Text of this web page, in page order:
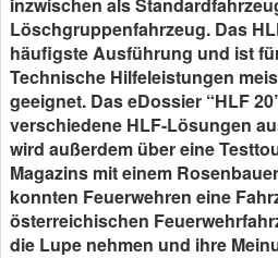
Löschgruppenfahrzeug. Das
häufigste Ausführung und ist
Technische Hilfeleistungen
geeignet. Das eDossier “HLF
verschiedene HLF-Lösungen
wird außerdem über eine
Magazins mit einem
konnten Feuerwehren eine
österreichischen
die Lupe nehmen und ihre